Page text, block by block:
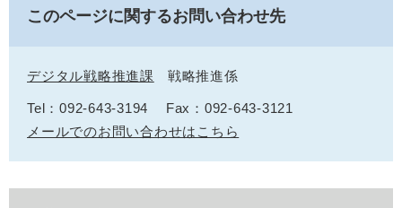
このページに関するお問い合わせ先
デジタル戦略推進課 戦略推進係
Tel：092-643-3194
Fax：092-643-3121
メールでのお問い合わせはこちら